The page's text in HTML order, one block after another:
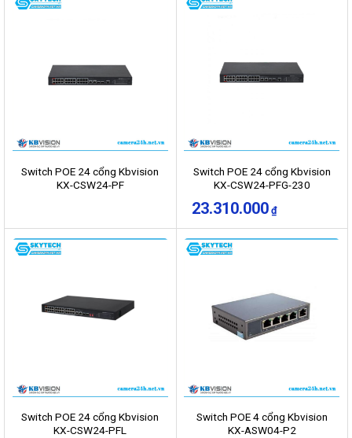
Switch POE 24 cổng Kbvision
KX-CSW24-PF
Switch POE 24 cổng Kbvision
KX-CSW24-PFG-230
23.310.000 ₫
Switch POE 24 cổng Kbvision
KX-CSW24-PFL
Switch POE 4 cổng Kbvision
KX-ASW04-P2